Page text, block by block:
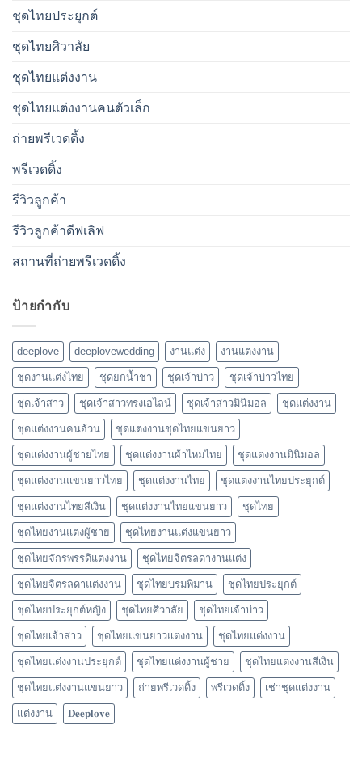
ชุดไทยประยุกต์
ชุดไทยศิวาลัย
ชุดไทยแต่งงาน
ชุดไทยแต่งงานคนตัวเล็ก
ถ่ายพรีเวดดิ้ง
พรีเวดดิ้ง
รีวิวลูกค้า
รีวิวลูกค้าดีฟเลิฟ
สถานที่ถ่ายพรีเวดดิ้ง
ป้ายกำกับ
deeplove deeplovewedding งานแต่ง งานแต่งงาน
ชุดงานแต่งไทย ชุดยกน้ำชา ชุดเจ้าบ่าว ชุดเจ้าบ่าวไทย
ชุดเจ้าสาว ชุดเจ้าสาวทรงเอไลน์ ชุดเจ้าสาวมินิมอล ชุดแต่งงาน
ชุดแต่งงานคนอ้วน ชุดแต่งงานชุดไทยแขนยาว
ชุดแต่งงานผู้ชายไทย ชุดแต่งงานผ้าไหมไทย ชุดแต่งงานมินิมอล
ชุดแต่งงานแขนยาวไทย ชุดแต่งงานไทย ชุดแต่งงานไทยประยุกต์
ชุดแต่งงานไทยสีเงิน ชุดแต่งงานไทยแขนยาว ชุดไทย
ชุดไทยงานแต่งผู้ชาย ชุดไทยงานแต่งแขนยาว
ชุดไทยจักรพรรดิแต่งงาน ชุดไทยจิตรลดางานแต่ง
ชุดไทยจิตรลดาแต่งงาน ชุดไทยบรมพิมาน ชุดไทยประยุกต์
ชุดไทยประยุกต์หญิง ชุดไทยศิวาลัย ชุดไทยเจ้าบ่าว
ชุดไทยเจ้าสาว ชุดไทยแขนยาวแต่งงาน ชุดไทยแต่งงาน
ชุดไทยแต่งงานประยุกต์ ชุดไทยแต่งงานผู้ชาย ชุดไทยแต่งงานสีเงิน
ชุดไทยแต่งงานแขนยาว ถ่ายพรีเวดดิ้ง พรีเวดดิ้ง เช่าชุดแต่งงาน
แต่งงาน 𝐃𝐞𝐞𝐩𝐥𝐨𝐯𝐞